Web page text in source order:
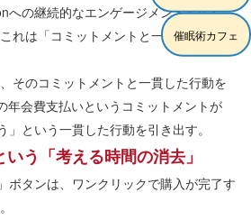
への継続的なエンゲージメントを生む。
れは「コミットメントと一貫性の原
そのコミットメントと一貫した行動を
年会費支払いというコミットメントが
」という一貫した行動を引き出す。
う「考える時間の消去」
ボタンは、ワンクリックで購入が完了す
催眠術カフェ